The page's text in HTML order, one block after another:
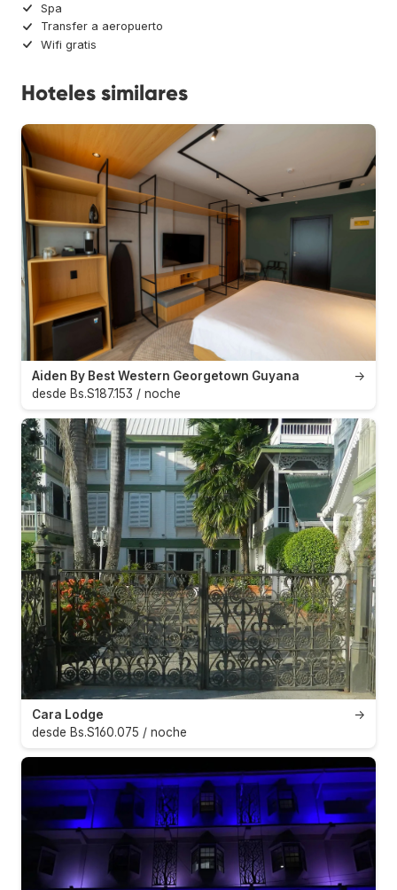
Spa
Transfer a aeropuerto
Wifi gratis
Hoteles similares
→
Aiden By Best Western Georgetown Guyana
desde Bs.S187.153 / noche
→
Cara Lodge
desde Bs.S160.075 / noche